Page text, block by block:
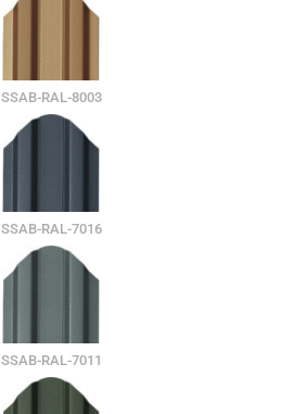
SSAB-RAL-8003
SSAB-RAL-7016
SSAB-RAL-7011